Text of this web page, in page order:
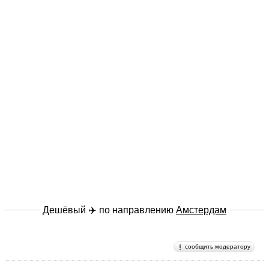
Дешёвый ✈️ по направлению Амстердам
сообщить модератору